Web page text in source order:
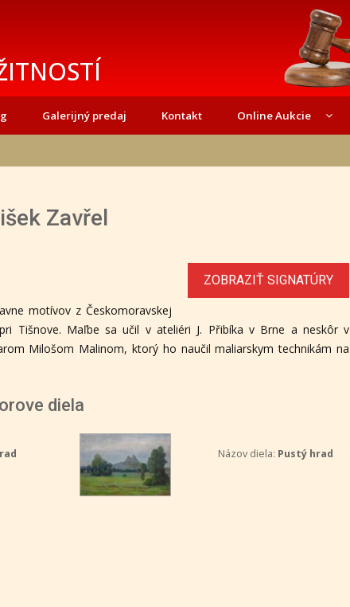
Galerijný predaj Kontakt Online Aukcie
Zavřel
ZOBRAZIŤ SIGNATÚRY
motívov z Českomoravskej
Tišnove. Maľbe sa učil v ateliéri J. Přibíka v Brne a neskôr v
Milošom Malinom, ktorý ho naučil maliarskym technikám na
diela
Názov diela: Pustý hrad